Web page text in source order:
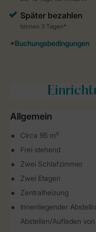
Allgemein
Circa 95 m²
Frei stehend
Zwei Schlafzimmer
Zwei Etagen
Zentralheizung
Innenliegender
Abstellen/Aufladen